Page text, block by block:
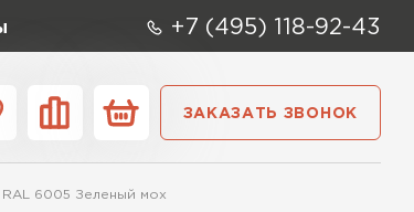
+7 (495) 118-92-43
ЗАКАЗАТЬ ЗВОНОК
6005 Зеленый мох